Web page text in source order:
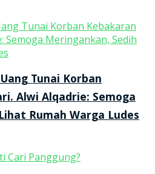
Tunai Korban
Alwi Alqadrie: Semoga
Rumah Warga Ludes